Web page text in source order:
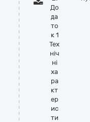
До
да
то
к 1
Тех
ніч
ні
ха
ра
кт
ер
ис
ти